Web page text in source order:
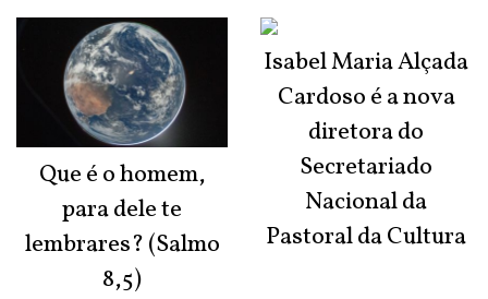
Que é o homem,
para dele te
lembrares? (Salmo
8,5)
Isabel Maria Alçada
Cardoso é a nova
diretora do
Secretariado
Nacional da
Pastoral da Cultura